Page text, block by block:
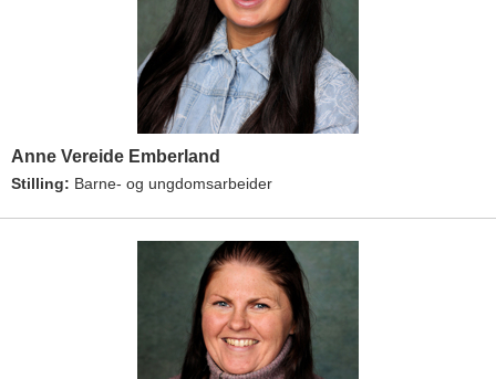
Anne Vereide Emberland
Stilling: Barne- og ungdomsarbeider